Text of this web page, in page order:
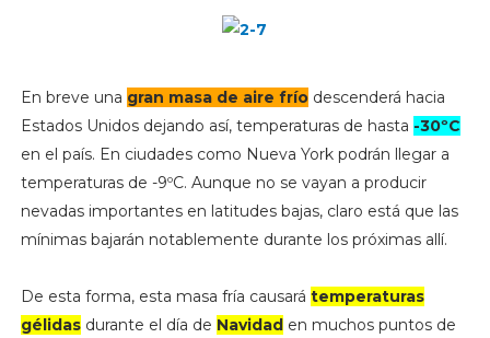
En breve una gran masa de aire fríodescenderá hacia
Estados Unidos dejando así, temperaturas de hasta -30ºC
en el país. En ciudades como Nueva York podrán llegar a
temperaturas de -9ºC. Aunque no se vayan a producir
nevadas importantes en latitudes bajas, claro está que las
mínimas bajarán notablemente durante los próximas allí.
De esta forma, esta masa fría causará temperaturas
gélidasdurante el día de Navidaden muchos puntos de